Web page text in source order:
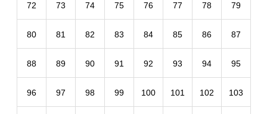
72 73 74 75 76 77 78 79
80 81 82 83 84 85 86 87
88 89 90 91 92 93 94 95
96 97 98 99 100 101 102 103